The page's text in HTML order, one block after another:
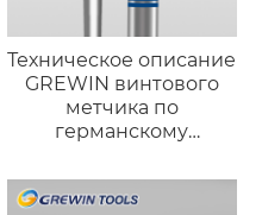
Техническое описание
GREWIN винтового
метчика по
германскому
(порошковая
металлургия)